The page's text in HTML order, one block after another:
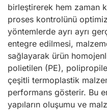
birleştirerek hem zaman
proses kontrolünü
yöntemlerde ayrı ayrı
entegre edilmesi,
sağlayarak ürün
polietilen (PE),
çeşitli termoplastik
performans gösterir. Bu
yapıların oluşumu ve